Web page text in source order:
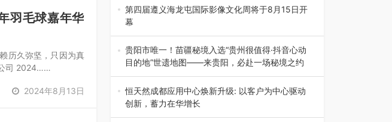
羽毛球嘉年华
历久弥坚，只因为真
司 2024……
2024年8月13日
第四届遵义海龙屯国际影像文化周将于8月15日开
幕
8月7日，第四届遵义海龙屯国际影像文化周媒体
通气会在世界文化遗产地海龙屯核心景区…
贵阳市唯一！苗疆秘境入选“贵州很值得·抖音心动
目的地”世遗地图——来贵阳，必赴一场秘境之约
2026年7月21日，2026年“贵州很值得”暨抖音“心
动目的地”（贵州站）主题…
恒天然成都应用中心焕新升级: 以客户为中心驱动
创新，蓄力在华增长
融合全球研发实力与本土洞察，深化客户共创，赋